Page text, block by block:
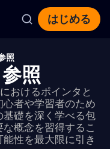
はじめる
照
照
おけるポインタと
者や学習者のため
礎を深く学べる包
概念を習得するこ
性を最大限に引き